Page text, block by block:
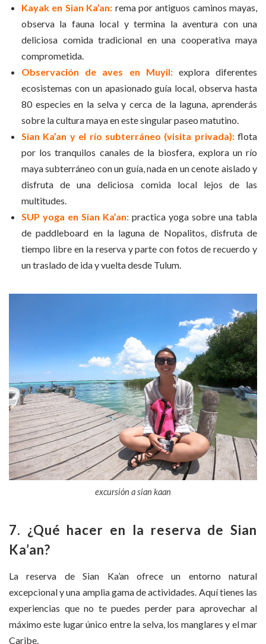
Kayak en Sian Ka’an: rema por antiguos caminos mayas,
observa la fauna local y termina la aventura con una
deliciosa comida tradicional en una cooperativa maya
comprometida.
Observación de aves en Muyil: explora diferentes
ecosistemas con un apasionado guía local, observa hasta
80 especies en la selva y cerca de la laguna, aprenderás
sobre la cultura maya en este singular paseo matutino.
Sian Ka’an y el río subterráneo (visita privada):flota
por los tranquilos canales de la biosfera, explora un río
maya subterráneo con un guía, nada en un cenote aislado y
disfruta de una deliciosa comida local lejos de las
multitudes.
SUP yoga en Sian Ka’an: practica yoga sobre una tabla
de paddleboard en la laguna de Nopalitos, disfruta de
tiempo libre en la reserva y parte con fotos de recuerdo y
un traslado de ida y vuelta desde Tulum.
excursión a sian kaan
7. ¿Qué hacer en la reserva de Sian
Ka’an?
La reserva de Sian Ka’an ofrece un entorno natural
excepcional y una amplia gama de actividades. Aquí tienes las
experiencias que no te puedes perder para aprovechar al
máximo este lugar único entre la selva, los manglares y el mar
Caribe.